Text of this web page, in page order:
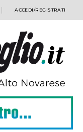
ACCEDI/REGISTRATI